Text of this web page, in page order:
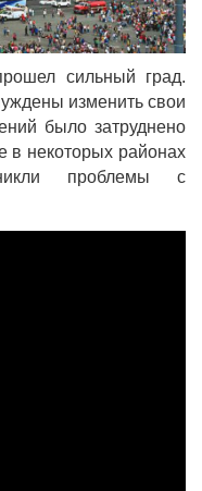
сильный град.
изменить свои
было затруднено
в некоторых районах
проблемы с